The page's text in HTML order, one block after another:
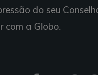
do seu
com a Globo.